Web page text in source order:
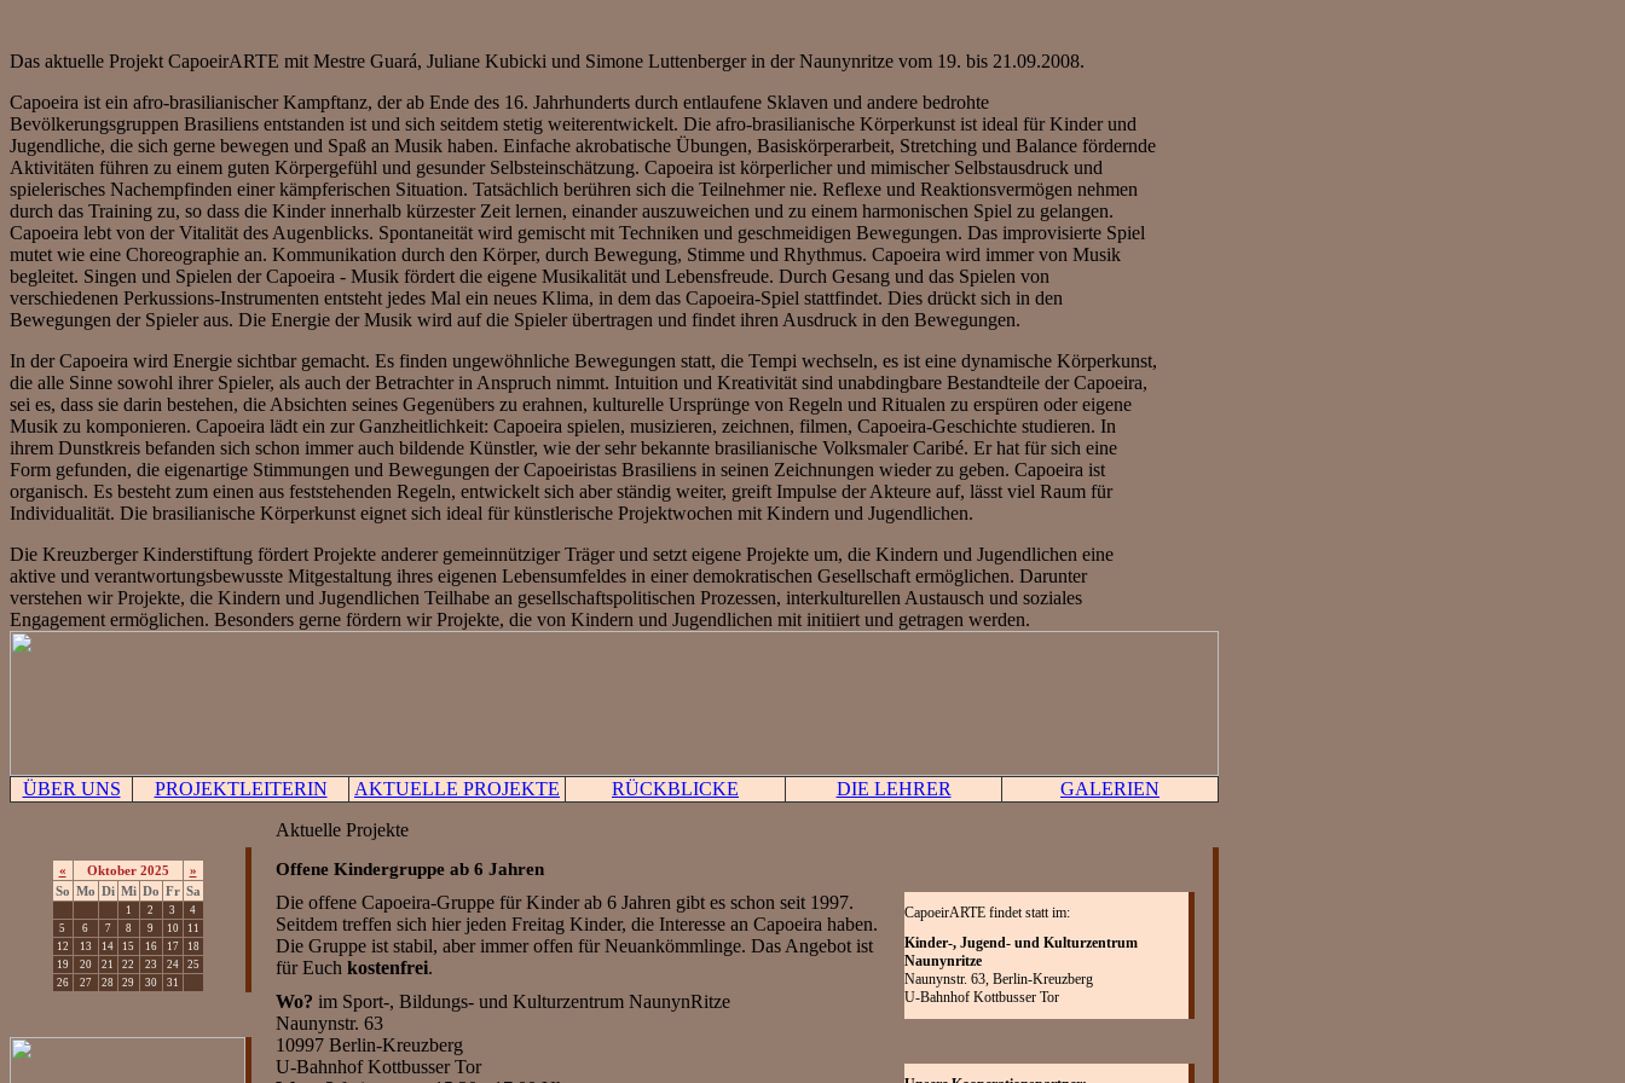
Das aktuelle Projekt CapoeirARTE mit Mestre Guará, Juliane Kubicki und Simone Luttenberger in der Naunynritze vom 19. bis 21.09.2008.
Capoeira ist ein afro-brasilianischer Kampftanz, der ab Ende des 16. Jahrhunderts durch entlaufene Sklaven und andere bedrohte
Bevölkerungsgruppen Brasiliens entstanden ist und sich seitdem stetig weiterentwickelt. Die afro-brasilianische Körperkunst ist ideal für Kinder und
Jugendliche, die sich gerne bewegen und Spaß an Musik haben. Einfache akrobatische Übungen, Basiskörperarbeit, Stretching und Balance fördernde
Aktivitäten führen zu einem guten Körpergefühl und gesunder Selbsteinschätzung. Capoeira ist körperlicher und mimischer Selbstausdruck und
spielerisches Nachempfinden einer kämpferischen Situation. Tatsächlich berühren sich die Teilnehmer nie. Reflexe und Reaktionsvermögen nehmen
durch das Training zu, so dass die Kinder innerhalb kürzester Zeit lernen, einander auszuweichen und zu einem harmonischen Spiel zu gelangen.
Capoeira lebt von der Vitalität des Augenblicks. Spontaneität wird gemischt mit Techniken und geschmeidigen Bewegungen. Das improvisierte Spiel
mutet wie eine Choreographie an. Kommunikation durch den Körper, durch Bewegung, Stimme und Rhythmus. Capoeira wird immer von Musik
begleitet. Singen und Spielen der Capoeira - Musik fördert die eigene Musikalität und Lebensfreude. Durch Gesang und das Spielen von
verschiedenen Perkussions-Instrumenten entsteht jedes Mal ein neues Klima, in dem das Capoeira-Spiel stattfindet. Dies drückt sich in den
Bewegungen der Spieler aus. Die Energie der Musik wird auf die Spieler übertragen und findet ihren Ausdruck in den Bewegungen.
In der Capoeira wird Energie sichtbar gemacht. Es finden ungewöhnliche Bewegungen statt, die Tempi wechseln, es ist eine dynamische Körperkunst,
die alle Sinne sowohl ihrer Spieler, als auch der Betrachter in Anspruch nimmt. Intuition und Kreativität sind unabdingbare Bestandteile der Capoeira,
sei es, dass sie darin bestehen, die Absichten seines Gegenübers zu erahnen, kulturelle Ursprünge von Regeln und Ritualen zu erspüren oder eigene
Musik zu komponieren. Capoeira lädt ein zur Ganzheitlichkeit: Capoeira spielen, musizieren, zeichnen, filmen, Capoeira-Geschichte studieren. In
ihrem Dunstkreis befanden sich schon immer auch bildende Künstler, wie der sehr bekannte brasilianische Volksmaler Caribé. Er hat für sich eine
Form gefunden, die eigenartige Stimmungen und Bewegungen der Capoeiristas Brasiliens in seinen Zeichnungen wieder zu geben. Capoeira ist
organisch. Es besteht zum einen aus feststehenden Regeln, entwickelt sich aber ständig weiter, greift Impulse der Akteure auf, lässt viel Raum für
Individualität. Die brasilianische Körperkunst eignet sich ideal für künstlerische Projektwochen mit Kindern und Jugendlichen.
Die Kreuzberger Kinderstiftung fördert Projekte anderer gemeinnütziger Träger und setzt eigene Projekte um, die Kindern und Jugendlichen eine
aktive und verantwortungsbewusste Mitgestaltung ihres eigenen Lebensumfeldes in einer demokratischen Gesellschaft ermöglichen. Darunter
verstehen wir Projekte, die Kindern und Jugendlichen Teilhabe an gesellschaftspolitischen Prozessen, interkulturellen Austausch und soziales
Engagement ermöglichen. Besonders gerne fördern wir Projekte, die von Kindern und Jugendlichen mit initiiert und getragen werden.
ÜBER UNS PROJEKTLEITERIN AKTUELLE PROJEKTE RÜCKBLICKE DIE LEHRER GALERIEN
« Oktober 2025
»
So Mo Di Mi Do Fr Sa
1 2 3
4
5
6 7 8 9 10
11
12
13 14 15 16 17
18
19
20 21 22 23 24
25
26
27 28 29 30 31
Aktuelle Projekte
Offene Kindergruppe ab 6 Jahren
Die offene Capoeira-Gruppe für Kinder ab 6 Jahren gibt es schon seit 1997.
Seitdem treffen sich hier jeden Freitag Kinder, die Interesse an Capoeira haben.
Die Gruppe ist stabil, aber immer offen für Neuankömmlinge. Das Angebot ist
für Euch kostenfrei.
Wo? im Sport-, Bildungs- und Kulturzentrum NaunynRitze
Naunynstr. 63
10997 Berlin-Kreuzberg
U-Bahnhof Kottbusser Tor
CapoeirARTE findet statt im:
Kinder-, Jugend- und Kulturzentrum
Naunynritze
Naunynstr. 63, Berlin-Kreuzberg
U-Bahnhof Kottbusser Tor